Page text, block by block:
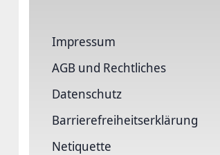
Impressum
AGB und Rechtliches
Datenschutz
Barriere­freiheits­erklärung
Netiquette